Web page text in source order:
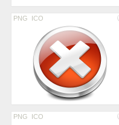
PNG ICO
PNG ICO